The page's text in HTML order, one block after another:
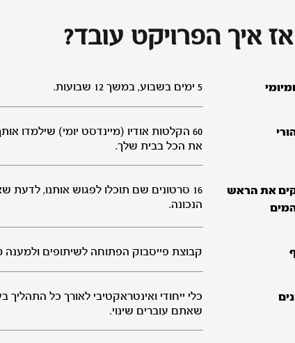
אז איך הפרויקט עובד?
5 ימים בשבוע, במשך 12 שבועות.
60 הקלטות אודיו (מיינדסט יומי) שילמדו
את הכל בבית שלך.
16 סרטונים שם תוכלו לפגוש אותנו,
הנכונה.
את הראש
קבוצת פייסבוק הפתוחה לשיתופים ולמענה
כלי ייחודי ואינטראקטיבי לאורך כל התהליך
שאתם עוברים שינוי.